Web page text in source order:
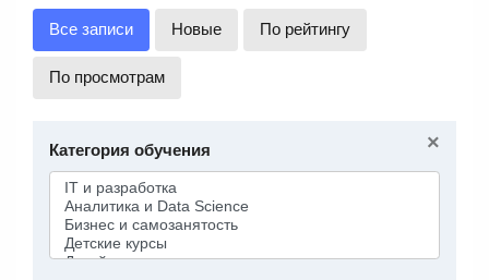
Все записи Новые По рейтингу
По просмотрам
×
Категория обучения